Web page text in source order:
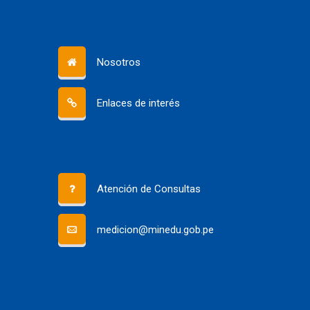
Nosotros
Enlaces de interés
Atención de Consultas
medicion@minedu.gob.pe